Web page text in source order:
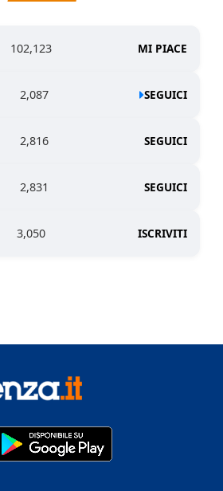
102,123 MI PIACE
2,087 SEGUICI
2,816 SEGUICI
2,831 SEGUICI
3,050 ISCRIVITI